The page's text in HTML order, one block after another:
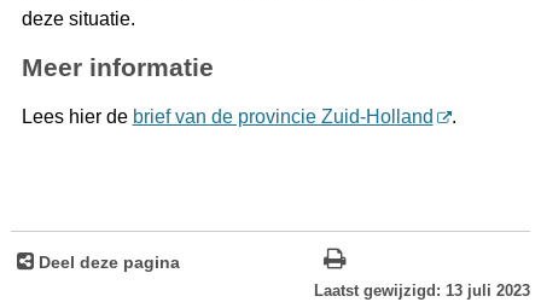
deze situatie.
Meer informatie
Lees hier de brief van de provincie Zuid-Holland .
Deel deze pagina
Laatst gewijzigd: 13 juli 2023